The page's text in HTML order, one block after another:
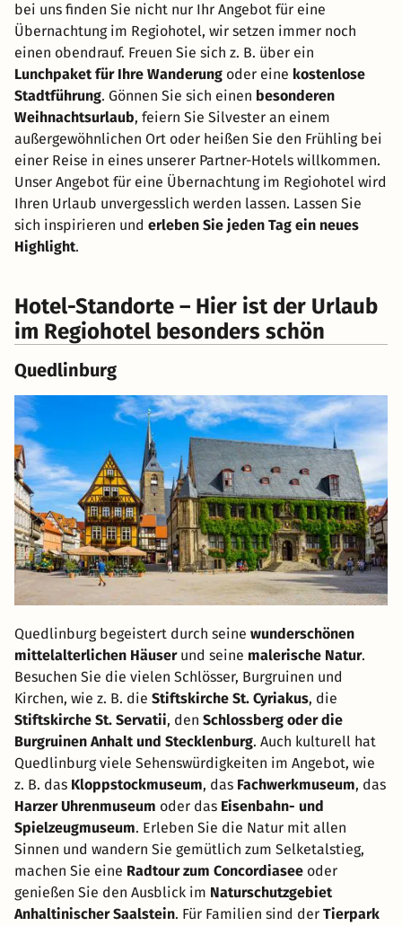
bei uns finden Sie nicht nur Ihr Angebot für eine
Übernachtung im Regiohotel, wir setzen immer noch
einen obendrauf. Freuen Sie sich z. B. über ein
Lunchpaket für Ihre Wanderung oder eine kostenlose
Stadtführung. Gönnen Sie sich einen besonderen
Weihnachtsurlaub, feiern Sie Silvester an einem
außergewöhnlichen Ort oder heißen Sie den Frühling bei
einer Reise in eines unserer Partner-Hotels willkommen.
Unser Angebot für eine Übernachtung im Regiohotel wird
Ihren Urlaub unvergesslich werden lassen. Lassen Sie
sich inspirieren und erleben Sie jeden Tag ein neues
Highlight.
Hotel-Standorte – Hier ist der Urlaub
im Regiohotel besonders schön
Quedlinburg
Quedlinburg begeistert durch seine wunderschönen
mittelalterlichen Häuserund seine malerische Natur.
Besuchen Sie die vielen Schlösser, Burgruinen und
Kirchen, wie z. B. die Stiftskirche St. Cyriakus, die
Stiftskirche St. Servatii, den Schlossberg oder die
Burgruinen Anhalt und Stecklenburg. Auch kulturell hat
Quedlinburg viele Sehenswürdigkeiten im Angebot, wie
z. B. das Kloppstockmuseum, das Fachwerkmuseum, das
Harzer Uhrenmuseum oder das Eisenbahn- und
Spielzeugmuseum. Erleben Sie die Natur mit allen
Sinnen und wandern Sie gemütlich zum Selketalstieg,
machen Sie eine Radtour zum Concordiasee oder
genießen Sie den Ausblick im Naturschutzgebiet
Anhaltinischer Saalstein. Für Familien sind der Tierpark